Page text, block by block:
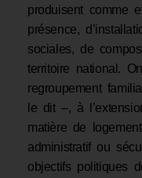
produisent comme
présence,
sociales, de
territoire national.
regroupement
le dit –, à
matière de
administratif ou
objectifs politiques